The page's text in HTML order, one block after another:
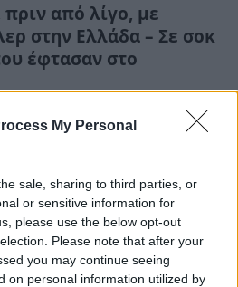
My Personal
sale, sharing to third parties, or
or sensitive information for
please use the below opt-out
Please note that after your
you may continue seeing
on personal information utilized by
από λίγο, με
στην Ελλάδα – Σε σοκ
έφτασαν στο
έκαναν οι αστυνομικοί στο